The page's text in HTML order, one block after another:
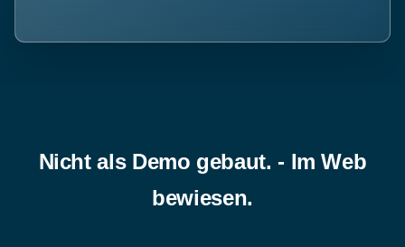
Nicht als Demo gebaut. - Im Web
bewiesen.